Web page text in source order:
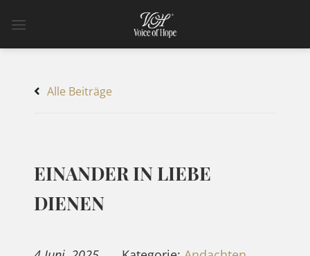
Inhalt
Alle Beiträge
EINANDER IN LIEBE
DIENEN